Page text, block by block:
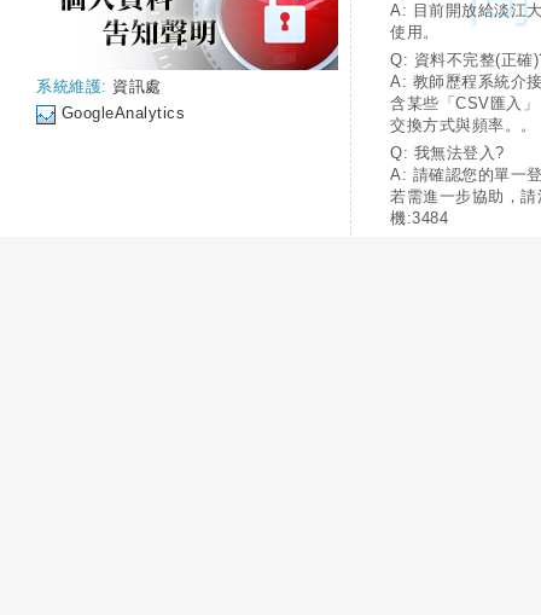
系統維護: 資訊處
GoogleAnalytics
A: 目前開放給淡江
使用。
Q: 資料不完整(正確
A: 教師歷程系統介
含某些「CSV匯入
交換方式與頻率。。
Q: 我無法登入?
A: 請確認您的單一
若需進一步協助，
機:3484